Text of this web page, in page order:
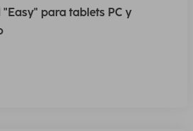
para tablets PC y